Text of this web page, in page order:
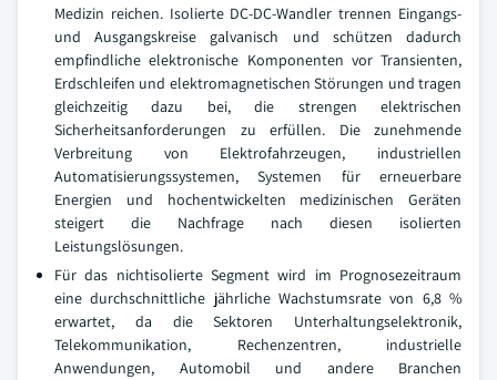
Medizin reichen. Isolierte DC-DC-Wandler trennen Eingangs-
und Ausgangskreise galvanisch und schützen dadurch
empfindliche elektronische Komponenten vor Transienten,
Erdschleifen und elektromagnetischen Störungen und tragen
gleichzeitig dazu bei, die strengen elektrischen
Sicherheitsanforderungen zu erfüllen. Die zunehmende
Verbreitung von Elektrofahrzeugen, industriellen
Automatisierungssystemen, Systemen für erneuerbare
Energien und hochentwickelten medizinischen Geräten
steigert die Nachfrage nach diesen isolierten
Leistungslösungen.
Für das nichtisolierte Segment wird im Prognosezeitraum
eine durchschnittliche jährliche Wachstumsrate von 6,8 %
erwartet, da die Sektoren Unterhaltungselektronik,
Telekommunikation, Rechenzentren, industrielle
Anwendungen, Automobil und andere Branchen